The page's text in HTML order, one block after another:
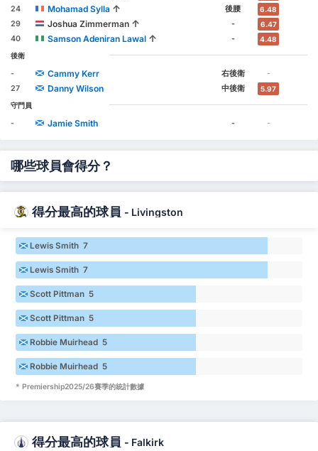
24 Mohamad Sylla ↑ 後腰 6.48
29 Joshua Zimmerman ↑ - 6.47
40 Samson Adeniran Lawal ↑ - 4.48
後衛
-
Cammy Kerr 右後衛
-
27
Danny Wilson 中後衛 5.97
守門員
-
Jamie Smith - -
哪些球員會得分？
得分最高的球員 - Livingston
Lewis Smith 7
Lewis Smith 7
Scott Pittman 5
Scott Pittman 5
Robbie Muirhead 5
Robbie Muirhead 5
* Premiership2025/26賽季的統計數據
得分最高的球員 - Falkirk